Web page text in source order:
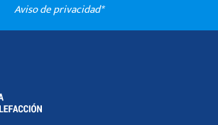
Aviso de privacidad*